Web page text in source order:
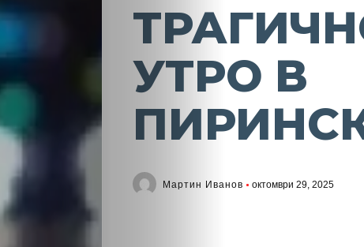
УТРО В
Мартин Иванов октомври 29, 2025